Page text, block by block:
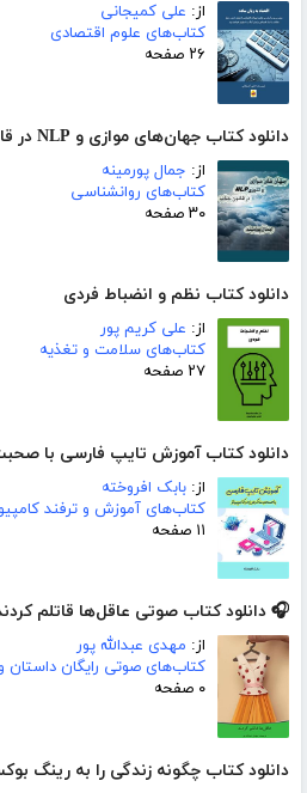
از: علی کمیجانی
کتاب‌های علوم اقتصادی
۲۶ صفحه
دانلود کتاب جهان‌های موازی و NLP در قانون جذب
از: جمال پورمینه
کتاب‌های روانشناسی
۳۰ صفحه
دانلود کتاب نظم و انضباط فردی
از: علی کریم پور
کتاب‌های سلامت و تغذیه
۲۷ صفحه
دانلود کتاب آموزش تایپ فارسی با
از: بابک افروخته
کتاب‌های آموزش و ترفند
۱۱ صفحه
🎧 دانلود کتاب صوتی عاقل‌ها قاتلم
از: مهدی عبدالله پور
کتاب‌های صوتی رایگان داستان
۰ صفحه
دانلود کتاب چگونه زندگی را به رینگ